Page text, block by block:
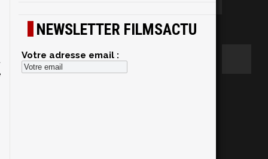
NEWSLETTER FILMSACTU
Votre adresse email :